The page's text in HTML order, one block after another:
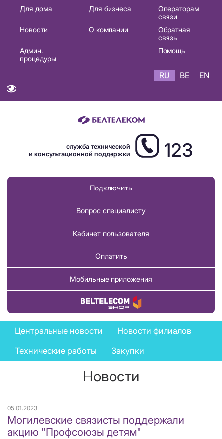
Основная
навигация
Для дома Для бизнеса
Операторам
связи
Новости
О компании
Обратная
связь
Админ.
процедуры
Помощь
RU BE EN
служба технической
и консультационной поддержки
123
Подключить
Вопрос специалисту
Кабинет пользователя
Оплатить
Мобильные приложения
Купить товар
News
menu
Центральные новости
Новости филиалов
Технические работы
Закупки
Новости
05.01.2023
Могилевские связисты поддержали
акцию "Профсоюзы детям"